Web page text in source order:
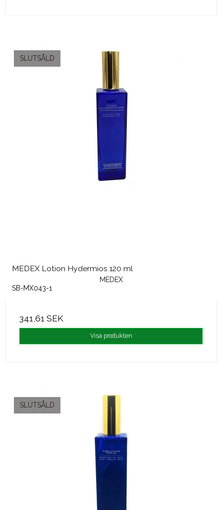
SLUTSÅLD
MEDEX Lotion Hydermios 120 ml
MEDEX
SB-MX043-1
341,61 SEK
Visa produkten
SLUTSÅLD